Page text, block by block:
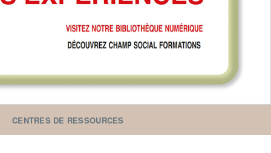
CENTRES DE RESSOURCES